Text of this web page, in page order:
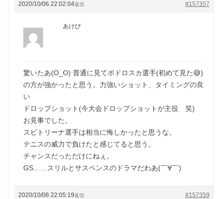
2020/10/06 22:02:04 #157357
返信
あけび
驚いたあ(O_O) 普通に見てポドロスカ選手(初めて見た😅)
の方が強かったと思う。力強いショット、タイミングの良
い
ドロップショット(今大会ドロップショットが主役 笑)
お見事でした。
スビトリーナ選手は相当に悔しかったと思うな。
テニスの威力で負けたと感じてると思う。
チャンスだっただけにねぇ。
GS……スリルとサスペンスのドラマだわあ(￣∀￣)
2020/10/06 22:05:19 #157359
返信